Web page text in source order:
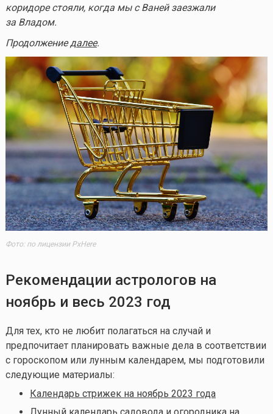
коридоре стояли, когда мы с Ваней заезжали
за Владом.
Продолжениедалее.
Фото: по лицензии PxHere
Рекомендации астрологов на
ноябрь и весь 2023 год
Для тех, кто не любит полагаться на случай и
предпочитает планировать важные дела в соответствии
с гороскопом или лунным календарем, мы подготовили
следующие материалы:
Календарь стрижек на ноябрь 2023 года